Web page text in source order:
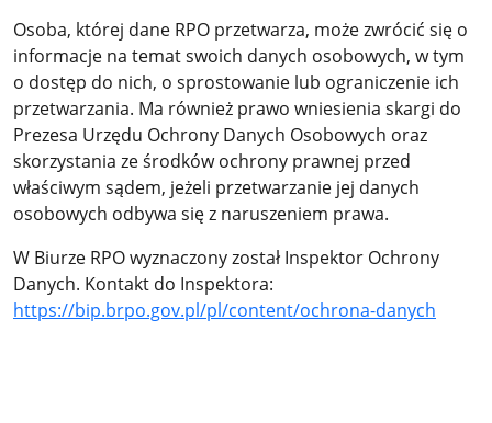
Osoba, której dane RPO przetwarza, może zwrócić się o
informacje na temat swoich danych osobowych, w tym
o dostęp do nich, o sprostowanie lub ograniczenie ich
przetwarzania. Ma również prawo wniesienia skargi do
Prezesa Urzędu Ochrony Danych Osobowych oraz
skorzystania ze środków ochrony prawnej przed
właściwym sądem, jeżeli przetwarzanie jej danych
osobowych odbywa się z naruszeniem prawa.
W Biurze RPO wyznaczony został Inspektor Ochrony
Danych. Kontakt do Inspektora:
https://bip.brpo.gov.pl/pl/content/ochrona-danych